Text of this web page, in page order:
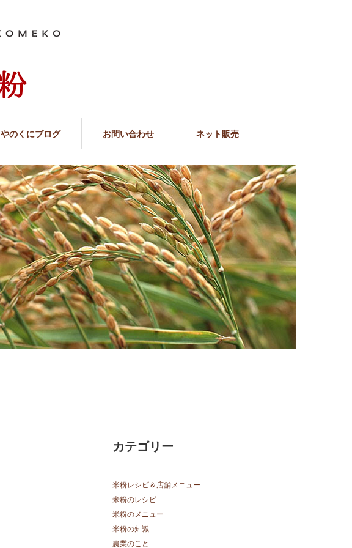
やのくにブログ お問い合わせ ネット販売
カテゴリー
米粉レシピ＆店舗メニュー
米粉のレシピ
米粉のメニュー
米粉の知識
農業のこと